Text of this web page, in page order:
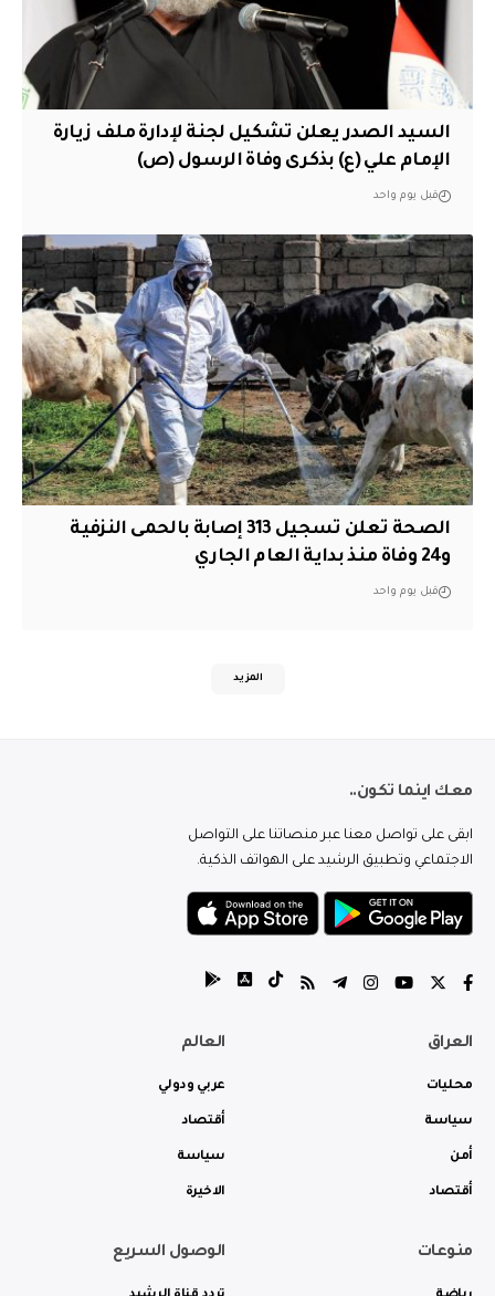
السيد الصدر يعلن تشكيل لجنة لإدارة ملف زيارة
الإمام علي (ع) بذكرى وفاة الرسول (ص)
قبل يوم واحد
الصحة تعلن تسجيل 313 إصابة بالحمى النزفية
و24 وفاة منذ بداية العام الجاري
قبل يوم واحد
المزيد
معك اينما تكون..
ابقى على تواصل معنا عبر منصاتنا على التواصل
الاجتماعي وتطبيق الرشيد على الهواتف الذكية.
العراق
محليات
سياسة
أمن
أقتصاد
العالم
عربي ودولي
أقتصاد
سياسة
الاخيرة
منوعات الوصول السريع